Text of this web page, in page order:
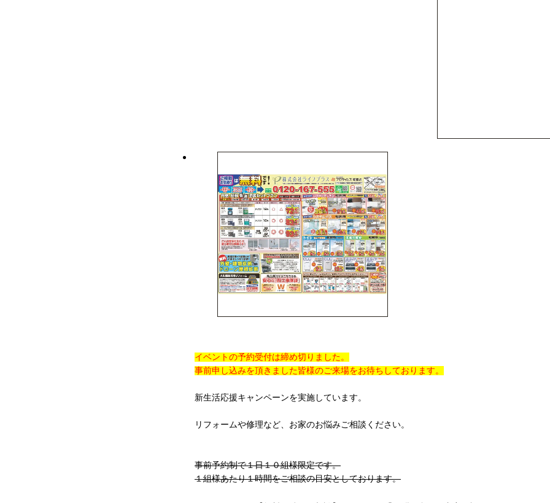
イベントの予約受付は締め切りました。
事前申し込みを頂きました皆様のご来場をお待ちしております。
新生活応援キャンペーンを実施しています。
リフォームや修理など、お家のお悩みご相談ください。
事前予約制で１日１０組様限定です。
１組様あたり１時間をご相談の目安としております。